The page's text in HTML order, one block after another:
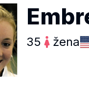
35 žena